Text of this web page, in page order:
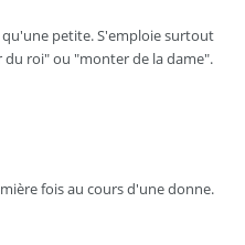
petite. S'emploie surtout
roi" ou "monter de la dame".
fois au cours d'une donne.